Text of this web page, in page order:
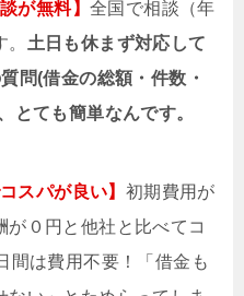
が無料】 全国で相談（年
土日も休まず対応して
問(借金の総額・件数・
とても簡単なんです。
スパが良い】 初期費用が
０円と他社と比べてコ
間は費用不要！「借金も